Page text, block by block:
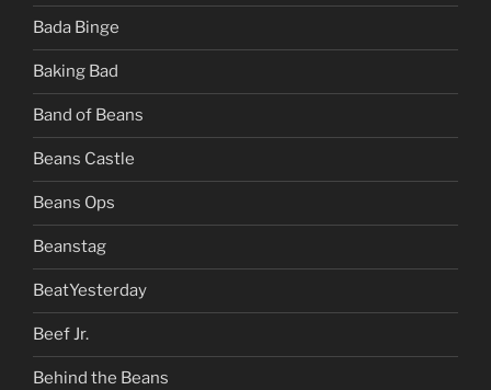
Bada Binge
Baking Bad
Band of Beans
Beans Castle
Beans Ops
Beanstag
BeatYesterday
Beef Jr.
Behind the Beans